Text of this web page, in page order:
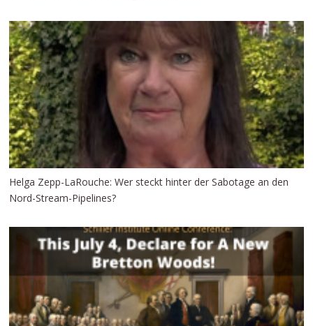
Helga Zepp-LaRouche: Wer steckt hinter der Sabotage an den
Nord-Stream-Pipelines?